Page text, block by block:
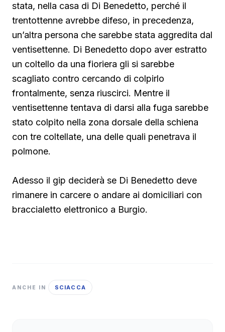
stata, nella casa di Di Benedetto, perché il
trentottenne avrebbe difeso, in precedenza,
un’altra persona che sarebbe stata aggredita dal
ventisettenne. Di Benedetto dopo aver estratto
un coltello da una fioriera gli si sarebbe
scagliato contro cercando di colpirlo
frontalmente, senza riuscirci. Mentre il
ventisettenne tentava di darsi alla fuga sarebbe
stato colpito nella zona dorsale della schiena
con tre coltellate, una delle quali penetrava il
polmone.
Adesso il gip deciderà se Di Benedetto deve
rimanere in carcere o andare ai domiciliari con
braccialetto elettronico a Burgio.
ANCHE IN SCIACCA